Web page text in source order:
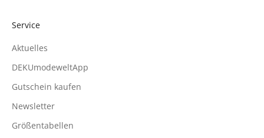
Service
Aktuelles
DEKUmodeweltApp
Gutschein kaufen
Newsletter
Größentabellen